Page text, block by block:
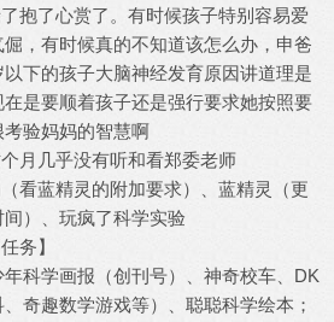
抱了心赏了。有时候孩子特别容易爱
，有时候真的不知道该怎么办，申爸
下的孩子大脑神经发育原因讲道理是
是要顺着孩子还是强行要求她按照要
验妈妈的智慧啊
月几乎没有听和看郑委老师
看蓝精灵的附加要求）、蓝精灵（更
）、玩疯了科学实验
务】
科学画报（创刊号）、神奇校车、DK
奇趣数学游戏等）、聪聪科学绘本；